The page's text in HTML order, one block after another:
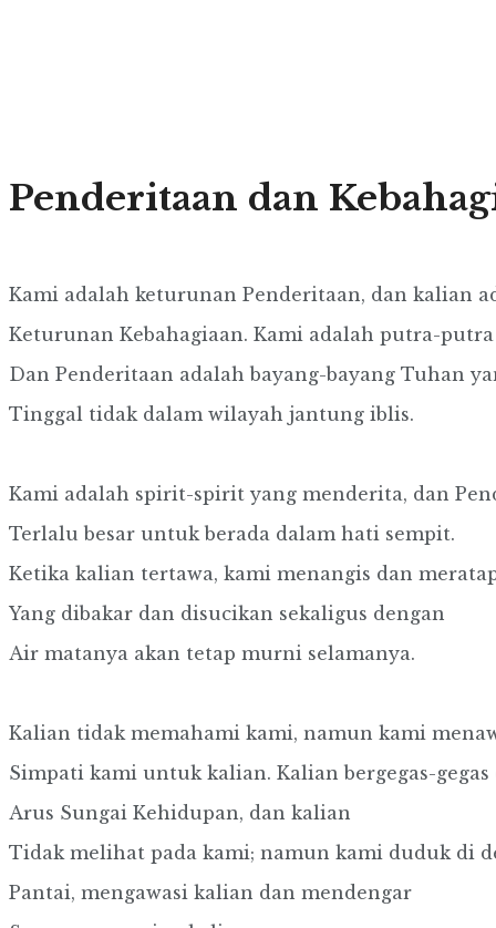
Penderitaan dan
Kami adalah keturunan Penderitaan, dan kalian
Keturunan Kebahagiaan. Kami adalah putra-
Dan Penderitaan adalah bayang-bayang Tuhan
Tinggal tidak dalam wilayah jantung iblis.
Kami adalah spirit-spirit yang menderita, dan
Terlalu besar untuk berada dalam hati sempit.
Ketika kalian tertawa, kami menangis dan
Yang dibakar dan disucikan sekaligus dengan
Air matanya akan tetap murni selamanya.
Kalian tidak memahami kami, namun kami
Simpati kami untuk kalian. Kalian bergegas-gegas
Arus Sungai Kehidupan, dan kalian
Tidak melihat pada kami; namun kami duduk di
Pantai, mengawasi kalian dan mendengar